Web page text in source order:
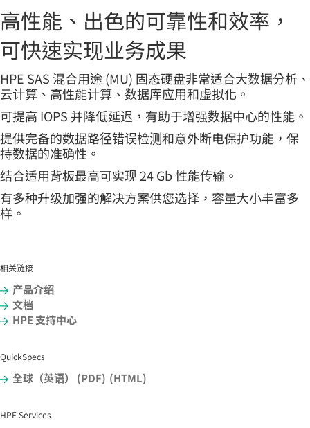
高性能、出色的可靠性和效率，
可快速实现业务成果
HPE SAS 混合用途 (MU) 固态硬盘非常适合大数据分析、
云计算、高性能计算、数据库应用和虚拟化。
可提高 IOPS 并降低延迟，有助于增强数据中心的性能。
提供完备的数据路径错误检测和意外断电保护功能，保
持数据的准确性。
结合适用背板最高可实现 24 Gb 性能传输。
有多种升级加强的解决方案供您选择，容量大小丰富多
样。
相关链接
产品介绍
文档
HPE 支持中心
QuickSpecs
全球（英语） (PDF) (HTML)
HPE Services